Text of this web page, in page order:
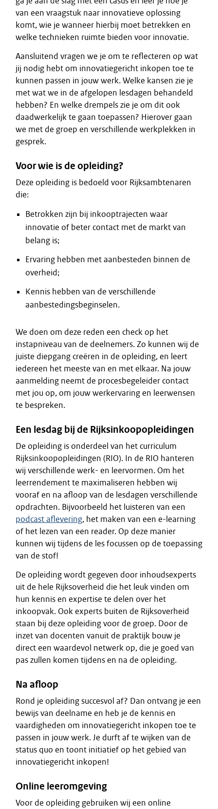
van een vraagstuk naar innovatieve oplossing
komt, wie je wanneer hierbij moet betrekken en
welke technieken ruimte bieden voor innovatie.
Aansluitend vragen we je om te reflecteren op wat
jij nodig hebt om innovatiegericht inkopen toe te
kunnen passen in jouw werk. Welke kansen zie je
met wat we in de afgelopen lesdagen behandeld
hebben? En welke drempels zie je om dit ook
daadwerkelijk te gaan toepassen? Hierover gaan
we met de groep en verschillende werkplekken in
gesprek.
Voor wie is de opleiding?
Deze opleiding is bedoeld voor Rijksambtenaren
die:
Betrokken zijn bij inkooptrajecten waar
innovatie of beter contact met de markt van
belang is;
Ervaring hebben met aanbesteden binnen de
overheid;
Kennis hebben van de verschillende
aanbestedingsbeginselen.
We doen om deze reden een check op het
instapniveau van de deelnemers. Zo kunnen wij de
juiste diepgang creëren in de opleiding, en leert
iedereen het meeste van en met elkaar. Na jouw
aanmelding neemt de procesbegeleider contact
met jou op, om jouw werkervaring en leerwensen
te bespreken.
Een lesdag bij de Rijksinkoopopleidingen
De opleiding is onderdeel van het curriculum
Rijksinkoopopleidingen (RIO). In de RIO hanteren
wij verschillende werk- en leervormen. Om het
leerrendement te maximaliseren hebben wij
vooraf en na afloop van de lesdagen verschillende
opdrachten. Bijvoorbeeld het luisteren van een
podcast aflevering, het maken van een e-learning
of het lezen van een reader. Op deze manier
kunnen wij tijdens de les focussen op de toepassing
van de stof!
De opleiding wordt gegeven door inhoudsexperts
uit de hele Rijksoverheid die het leuk vinden om
hun kennis en expertise te delen over het
inkoopvak. Ook experts buiten de Rijksoverheid
staan bij deze opleiding voor de groep. Door de
inzet van docenten vanuit de praktijk bouw je
direct een waardevol netwerk op, die je goed van
pas zullen komen tijdens en na de opleiding.
Na afloop
Rond je opleiding succesvol af? Dan ontvang je een
bewijs van deelname en heb je de kennis en
vaardigheden om innovatiegericht inkopen toe te
passen in jouw werk. Je durft af te wijken van de
status quo en toont initiatief op het gebied van
innovatiegericht inkopen!
Online leeromgeving
Voor de opleiding gebruiken wij een online